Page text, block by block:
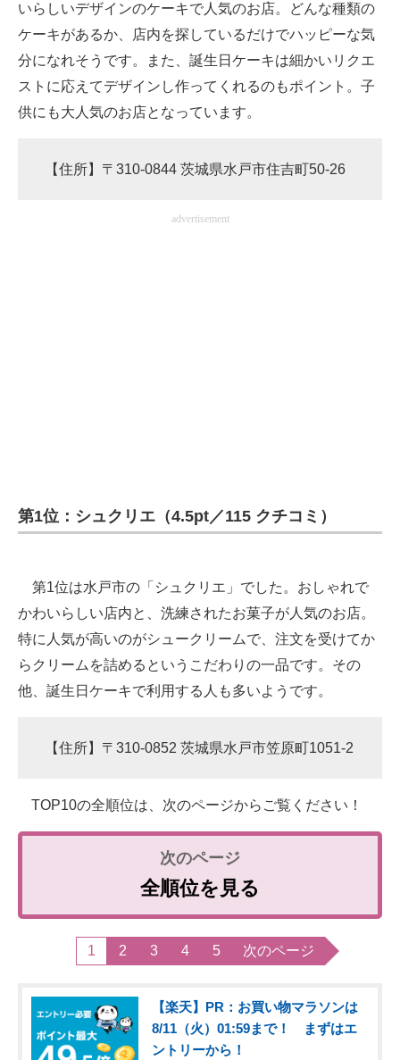
いらしいデザインのケーキで人気のお店。どんな種類の
ケーキがあるか、店内を探しているだけでハッピーな気
分になれそうです。また、誕生日ケーキは細かいリクエ
ストに応えてデザインし作ってくれるのもポイント。子
供にも大人気のお店となっています。
【住所】〒310-0844 茨城県水戸市住吉町50-26
advertisement
第1位：シュクリエ（4.5pt／115 クチコミ）
第1位は水戸市の「シュクリエ」でした。おしゃれで
かわいらしい店内と、洗練されたお菓子が人気のお店。
特に人気が高いのがシュークリームで、注文を受けてか
らクリームを詰めるというこだわりの一品です。その
他、誕生日ケーキで利用する人も多いようです。
【住所】〒310-0852 茨城県水戸市笠原町1051-2
TOP10の全順位は、次のページからご覧ください！
全順位を見る
1 2 3 4 5 次のページ
【楽天】PR：お買い物マラソンは
8/11（火）01:59まで！ まずはエ
ントリーから！